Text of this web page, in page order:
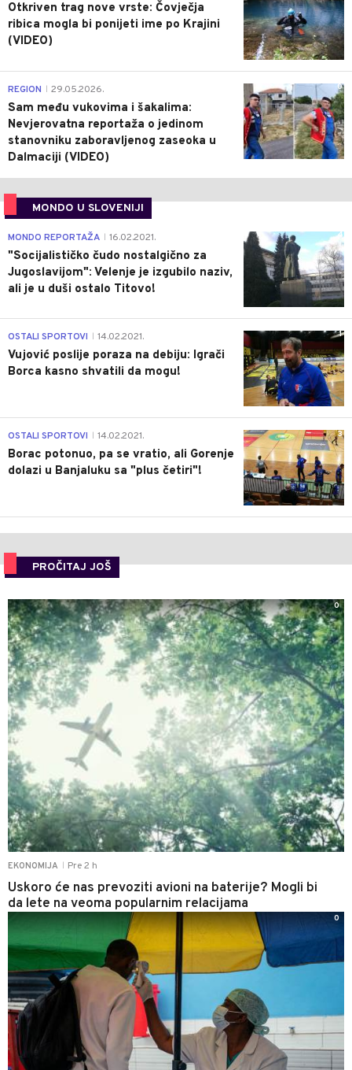
Otkriven trag nove vrste: Čovječja
ribica mogla bi ponijeti ime po Krajini
(VIDEO)
0
REGION 29.05.2026.
Sam među vukovima i šakalima:
Nevjerovatna reportaža o jedinom
stanovniku zaboravljenog zaseoka u
Dalmaciji (VIDEO)
MONDO U SLOVENIJI
4
MONDO REPORTAŽA 16.02.2021.
"Socijalističko čudo nostalgično za
Jugoslavijom": Velenje je izgubilo naziv,
ali je u duši ostalo Titovo!
1
OSTALI SPORTOVI 14.02.2021.
Vujović poslije poraza na debiju: Igrači
Borca kasno shvatili da mogu!
3
OSTALI SPORTOVI 14.02.2021.
Borac potonuo, pa se vratio, ali Gorenje
dolazi u Banjaluku sa "plus četiri"!
PROČITAJ JOŠ
EKONOMIJA Pre 2 h
Uskoro će nas prevoziti avioni na baterije? Mogli bi
da lete na veoma popularnim relacijama
0
0